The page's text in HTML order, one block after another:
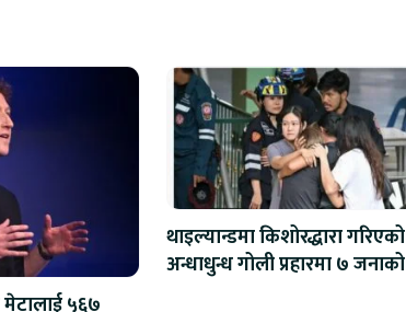
थाइल्यान्डमा किशोरद्धारा गरिएको